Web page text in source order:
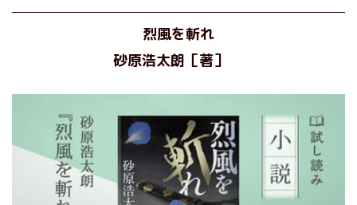
烈風を斬れ
砂原浩太朗［著］